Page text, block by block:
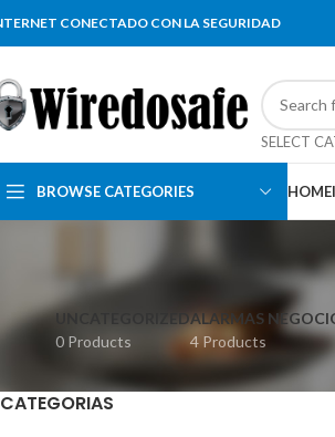
CONECTADO CON LA SEGURIDAD
SELECT
BROWSE CATEGORIES HOME
UNCATEGORIZED
0 Products
ALARMAS
4 Products
CATEGORIAS